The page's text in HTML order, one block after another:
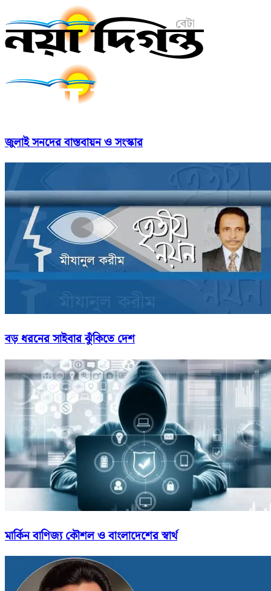
জুলাই সনদের বাস্তবায়ন ও সংস্কার
বড় ধরনের সাইবার ঝুঁকিতে দেশ
মার্কিন বাণিজ্য কৌশল ও বাংলাদেশের স্বার্থ